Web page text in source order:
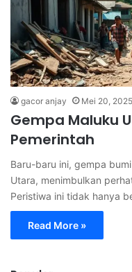
gacor anjay Mei 20, 2025
Gempa Maluku
Pemerintah
Baru-baru ini, gempa
Utara, menimbulkan
Peristiwa ini tidak hanya
Read More »